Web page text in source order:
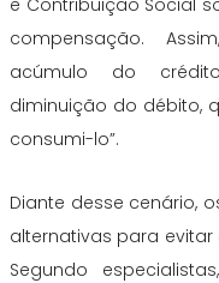
e Contribuição Social
compensação.
acúmulo do
diminuição do débito,
consumi-lo”.
Diante desse cenário,
alternativas para
Segundo